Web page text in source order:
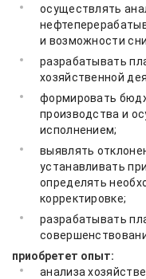
осуществлять
и возможности
разрабатывать
хозяйственной
формировать
производства и
исполнением;
выявлять
устанавливать
определять
корректировке;
разрабатывать
приобретет опыт:
анализа